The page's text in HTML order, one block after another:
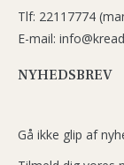
Tlf: 22117774
E-mail:
NYHEDSBREV
Gå ikke glip af